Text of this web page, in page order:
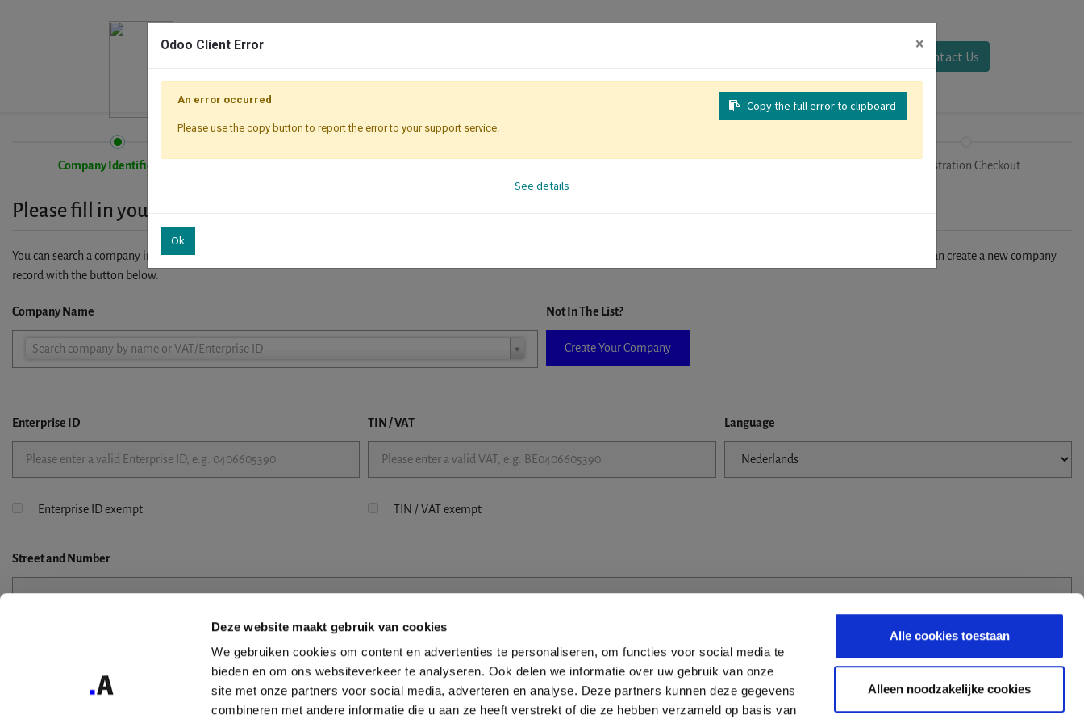
Deze website maakt gebruik van cookies
We gebruiken cookies om content en advertenties te personaliseren, om functies voor social media te
bieden en om ons websiteverkeer te analyseren. Ook delen we informatie over uw gebruik van onze
site met onze partners voor social media, adverteren en analyse. Deze partners kunnen deze gegevens
combineren met andere informatie die u aan ze heeft verstrekt of die ze hebben verzameld op basis van
Alle cookies toestaan
Alleen noodzakelijke cookies
Contact Us
Company Identification Registration Checkout
Please fill in your company details
You can search a company in our database by name, VAT or enterprise ID. When a company is selected it will auto-complete the form. If you don't find your company in our database, you can create a new company
record with the button below.
Company Name
Search company by name or VAT/Enterprise ID
Company
Not In The List?
Create Your Company
Enterprise ID TIN / VAT Language
Enterprise ID exempt TIN / VAT exempt
Streetand Number
Odoo Client Error ×
Copy the full error to clipboard
An error occurred
Please use the copy button to report the error to your support service.
See details
Ok